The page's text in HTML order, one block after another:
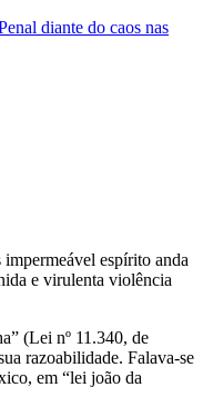
diante do caos nas
espírito anda
e virulenta violência
(Lei nº 11.340, de
razoabilidade. Falava-se
em “lei joão da